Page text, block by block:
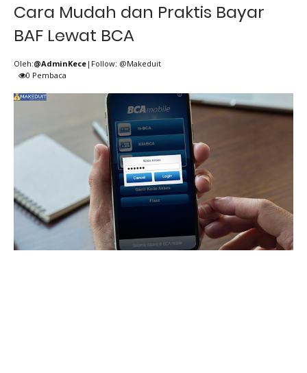
Cara Mudah dan Praktis Bayar
BAF Lewat BCA
Oleh:@AdminKece |Follow: @Makeduit
0 Pembaca